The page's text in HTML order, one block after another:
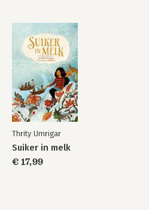
Thrity Umrigar
Suiker in melk
€ 17,99